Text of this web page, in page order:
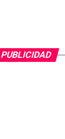
PUBLICIDAD